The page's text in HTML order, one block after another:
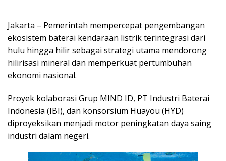
Jakarta – Pemerintah mempercepat pengembangan
ekosistem baterai kendaraan listrik terintegrasi dari
hulu hingga hilir sebagai strategi utama mendorong
hilirisasi mineral dan memperkuat pertumbuhan
ekonomi nasional.
Proyek kolaborasi Grup MIND ID, PT Industri Baterai
Indonesia (IBI), dan konsorsium Huayou (HYD)
diproyeksikan menjadi motor peningkatan daya saing
industri dalam negeri.